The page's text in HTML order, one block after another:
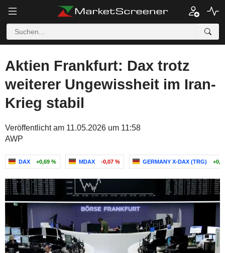
Aktien Frankfurt: Dax trotz
weiterer Ungewissheit im Iran-
Krieg stabil
Veröffentlicht am 11.05.2026 um 11:58
AWP
DAX +0,69 % MDAX -0,07 % GERMANY X-DAX (TRG)